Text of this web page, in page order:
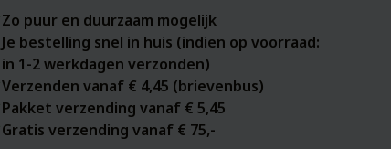
Zo puur en duurzaam mogelijk
Je bestelling snel in huis (indien op voorraad:
in 1-2 werkdagen verzonden)
Verzenden vanaf € 4,45 (brievenbus)
Pakket verzending vanaf € 5,45
Gratis verzending vanaf € 75,-